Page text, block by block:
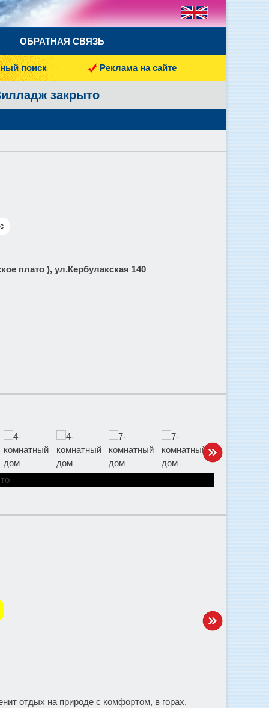
ОБРАТНАЯ СВЯЗЬ
поиск Реклама на сайте
закрыто
плато ), ул.Кербулакская 140
отдых на природе с комфортом, в горах,